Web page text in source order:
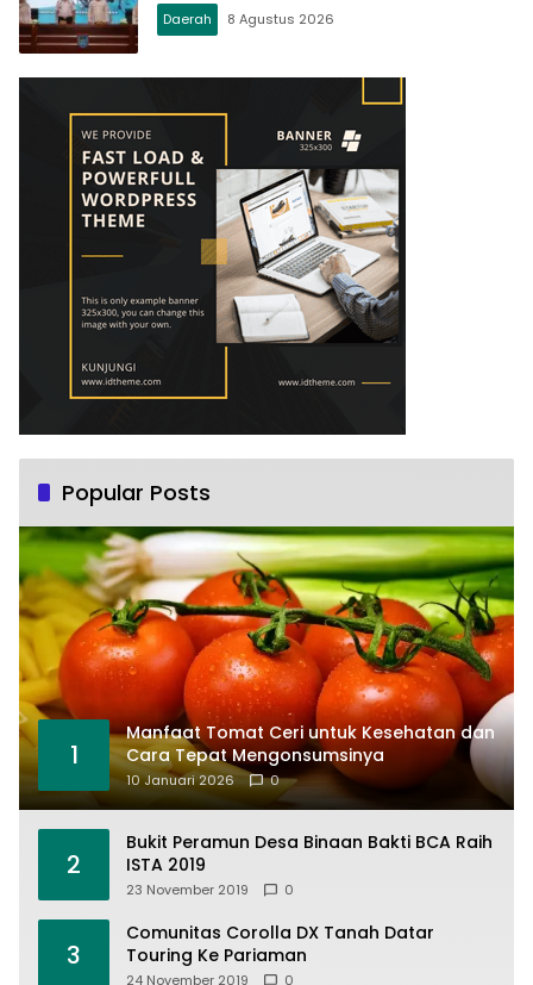
Daerah 8 Agustus 2026
Popular Posts
1
Manfaat Tomat Ceri untuk Kesehatan dan
Cara Tepat Mengonsumsinya
10 Januari 2026 0
2
Bukit Peramun Desa Binaan Bakti BCA Raih
ISTA 2019
23 November 2019 0
3
Comunitas Corolla DX Tanah Datar
Touring Ke Pariaman
24 November 2019 0